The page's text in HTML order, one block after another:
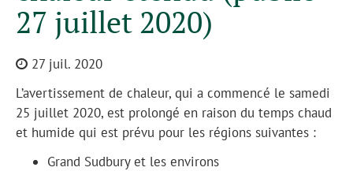
27 juillet 2020)
27 juil. 2020
L’avertissement de chaleur, qui a commencé le samedi
25 juillet 2020, est prolongé en raison du temps chaud
et humide qui est prévu pour les régions suivantes :
Grand Sudbury et les environs